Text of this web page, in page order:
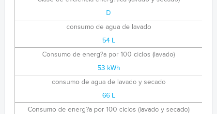
D
consumo de agua de lavado
54 L
Consumo de energ?a por 100 ciclos (lavado)
53 kWh
consumo de agua de lavado y secado
66 L
Consumo de energ?a por 100 ciclos (lavado y secado)